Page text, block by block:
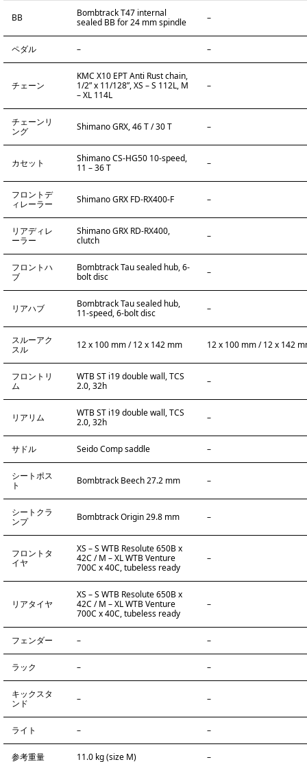
BB
Bombtrack T47 internal
sealed BB for 24 mm spindle
–
ペダル – –
チェーン
KMC X10 EPT Anti Rust chain,
1/2” x 11/128”, XS – S 112L, M
– XL 114L
–
チェーンリ
ング
Shimano GRX, 46 T / 30 T –
カセット
Shimano CS-HG50 10-speed,
11 – 36 T
–
フロントデ
ィレーラー
Shimano GRX FD-RX400-F –
リアディレ
ーラー
Shimano GRX RD-RX400,
clutch
–
フロントハ
ブ
Bombtrack Tau sealed hub, 6-
bolt disc
–
リアハブ
Bombtrack Tau sealed hub,
11-speed, 6-bolt disc
–
スルーアク
スル
12 x 100 mm / 12 x 142 mm 12 x 100 mm / 12 x 142
フロントリ
ム
WTB ST i19 double wall, TCS
2.0, 32h
–
リアリム
WTB ST i19 double wall, TCS
2.0, 32h
–
サドル Seido Comp saddle –
シートポス
ト
Bombtrack Beech 27.2 mm –
シートクラ
ンプ
Bombtrack Origin 29.8 mm –
フロントタ
イヤ
XS – S WTB Resolute 650B x
42C / M – XL WTB Venture
700C x 40C, tubeless ready
–
リアタイヤ
XS – S WTB Resolute 650B x
42C / M – XL WTB Venture
700C x 40C, tubeless ready
–
フェンダー – –
ラック – –
キックスタ
ンド
– –
ライト – –
参考重量 11.0 kg (size M) –